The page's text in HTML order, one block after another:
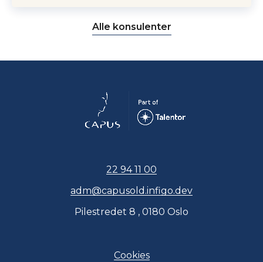
Alle konsulenter
22 94 11 00
adm@capusold.infigo.dev
Pilestredet 8 , 0180 Oslo
Cookies